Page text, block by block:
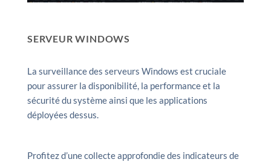
SERVEUR WINDOWS
La surveillance des serveurs Windows est cruciale
pour assurer la disponibilité, la performance et la
sécurité du système ainsi que les applications
déployées dessus.
Profitez d’une collecte approfondie des indicateurs de